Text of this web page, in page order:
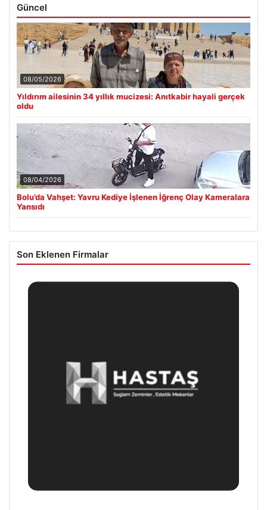
Güncel
08/05/2026
Yıldırım ailesinin 34 yıllık mucizesi: Anıtkabir hayali gerçek
oldu
08/04/2026
Bolu’da Vahşet: Yavru Kediye İşlenen İğrenç Olay Kameralara
Yansıdı
Son Eklenen Firmalar